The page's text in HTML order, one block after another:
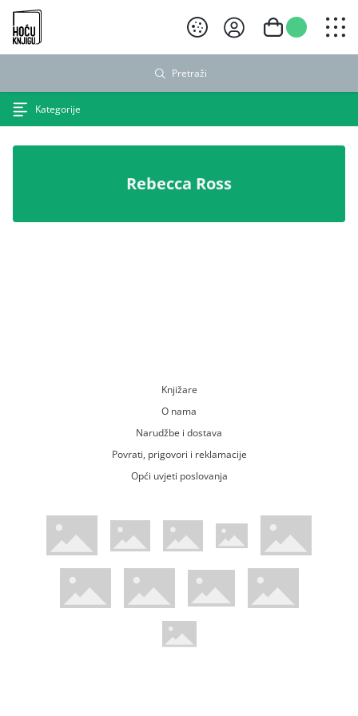
Hoću knjigu crni logo
Pretraži
Kategorije
Rebecca Ross
Knjižare
O nama
Narudžbe i dostava
Povrati, prigovori i reklamacije
Opći uvjeti poslovanja
WsPay web stranicaMaestro web stranicaMastercard web stranicaAmerican Express web stranica
Visa web stranica
Diners web stranicaTrustwave certificiranoMastercard sigurnosni kod web
Pci Dss certificirano
Verified by Visa web stranica